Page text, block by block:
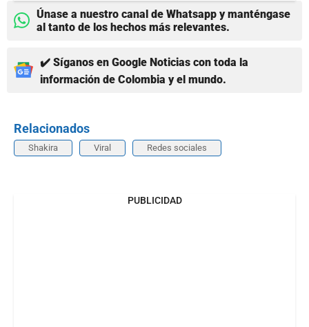
Únase a nuestro canal de Whatsapp y manténgase
al tanto de los hechos más relevantes.
✔️ Síganos en Google Noticias con toda la
información de Colombia y el mundo.
Relacionados
Shakira Viral Redes sociales
PUBLICIDAD